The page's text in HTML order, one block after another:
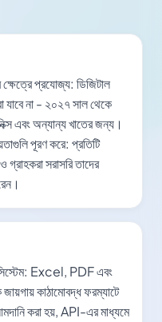
প্রযোজ্য: ডিজিটাল
যাবে না - ২০২৭ সাল থেকে
এবং অন্যান্য খাতের জন্য।
পূরণ করে: প্রতিটি
গ্রাহকরা সরাসরি তাদের
Excel, PDF এবং
কাঠামোবদ্ধ ফরম্যাটে
করা হয়, API-এর মাধ্যমে